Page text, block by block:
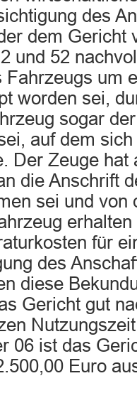
des
dem Gericht
und 52
Fahrzeugs um
worden sei,
sogar
auf dem
Der Zeuge hat
die Anschrift
sei und von
für
des
diese
Gericht gut
06 ist das
Euro